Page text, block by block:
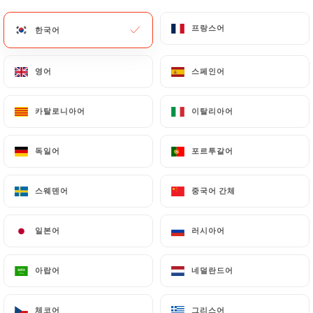
메뉴
한국어 프랑스어
영어 스페인어
카탈로니아어 이탈리아어
독일어 포르투갈어
스웨덴어 중국어 간체
일본어 러시아어
아랍어 네덜란드어
체코어 그리스어
연락처
한국어 프랑스어
영어 스페인어
카탈로니아어 이탈리아어
독일어 포르투갈어
스웨덴어 중국어 간체
일본어 러시아어
아랍어 네덜란드어
체코어 그리스어